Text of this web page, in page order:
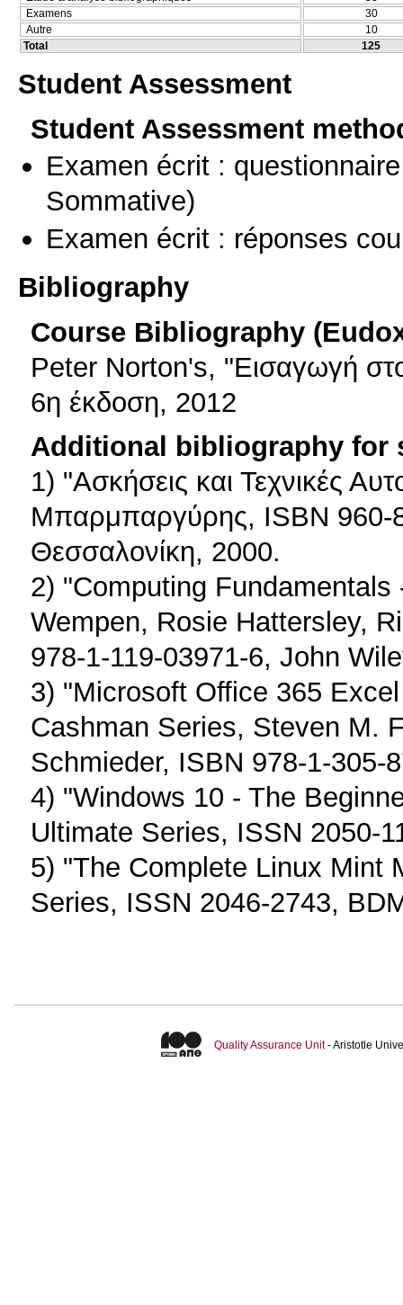
Examens
30
Autre
10
Total
125
Student Assessment
Student Assessment
Examen écrit :
Sommative)
Examen écrit : réponses
Bibliography
Course Bibliography
Peter Norton's, "Εισαγωγή
6η έκδοση, 2012
Additional bibliography for
1) "Ασκήσεις και Τεχνικές
Μπαρμπαργύρης, ISBN 960-
Θεσσαλονίκη, 2000.
2) "Computing
Wempen, Rosie Hattersley,
978-1-119-03971-6, John
3) "Microsoft Office 365
Cashman Series, Steven M.
Schmieder, ISBN 978-1-305-
4) "Windows 10 - The
Ultimate Series, ISSN 2050-
5) "The Complete Linux Mint
Series, ISSN 2046-2743,
Quality Assurance Unit- Aristotle